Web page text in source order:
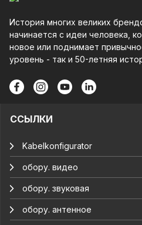
История многих великих
начинается с идеи человека,
новое или поднимает
уровень - так и 50-летняя
ССЫЛКИ
Kabelkonfigurator
обору. видео
обору. звуковая
обору. антенное